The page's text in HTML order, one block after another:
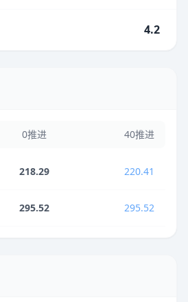
4.2
0推进 40推进
218.29 220.41
295.52 295.52